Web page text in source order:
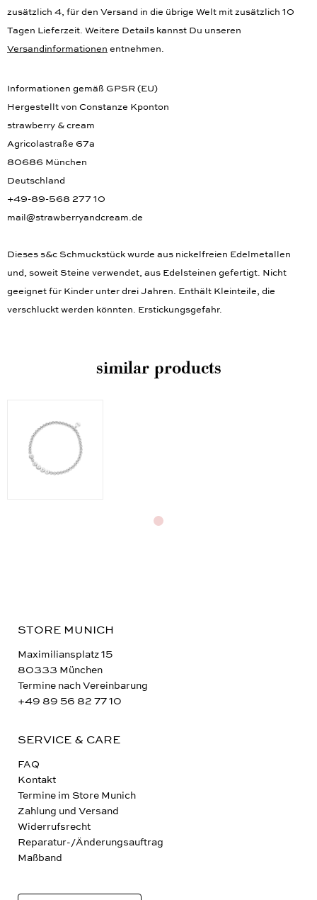
zusätzlich 4, für den Versand in die übrige Welt mit zusätzlich 10
Tagen Lieferzeit. Weitere Details kannst Du unseren
Versandinformationen entnehmen.
Informationen gemäß GPSR (EU)
Hergestellt von Constanze Kponton
strawberry & cream
Agricolastraße 67a
80686 München
Deutschland
+49-89-568 277 10
mail@strawberryandcream.de
Dieses s&c Schmuckstück wurde aus nickelfreien Edelmetallen
und, soweit Steine verwendet, aus Edelsteinen gefertigt. Nicht
geeignet für Kinder unter drei Jahren. Enthält Kleinteile, die
verschluckt werden könnten. Erstickungsgefahr.
similar products
STORE MUNICH
Maximiliansplatz 15
80333 München
Termine nach Vereinbarung
+49 89 56 82 77 10
SERVICE & CARE
FAQ
Kontakt
Termine im Store Munich
Zahlung und Versand
Widerrufsrecht
Reparatur-/Änderungsauftrag
Maßband